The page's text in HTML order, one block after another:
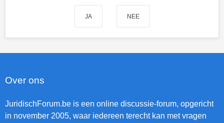
Over ons
JuridischForum.be is een online discussie-forum, opgericht
in november 2005, waar iedereen terecht kan met vragen